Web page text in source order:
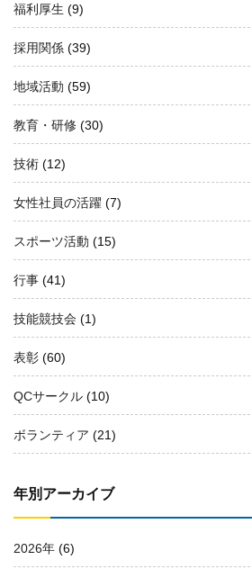
福利厚生 (9)
採用関係 (39)
地域活動 (59)
教育・研修 (30)
技術 (12)
女性社員の活躍 (7)
スポーツ活動 (15)
行事 (41)
技能競技会 (1)
表彰 (60)
QCサークル (10)
ボランティア (21)
年別アーカイブ
2026年 (6)